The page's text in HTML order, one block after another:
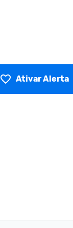
Ativar Alerta